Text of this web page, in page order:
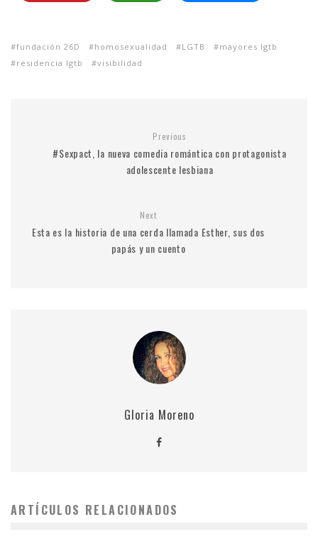
fundación 26D homosexualidad LGTB
mayores lgtb
residencia lgtb
visibilidad
Previous
#Sexpact, la nueva comedia romántica con protagonista
adolescente lesbiana
Next
Esta es la historia de una cerda llamada Esther, sus dos
papás y un cuento
Gloria Moreno
ARTÍCULOS RELACIONADOS